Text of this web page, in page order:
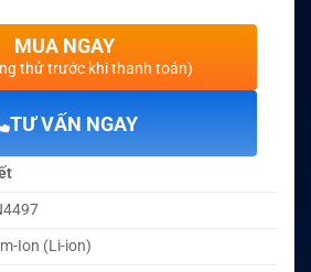
MUA NGAY
thử trước khi thanh toán)
TƯ VẤN NGAY
Ion (Li-ion)